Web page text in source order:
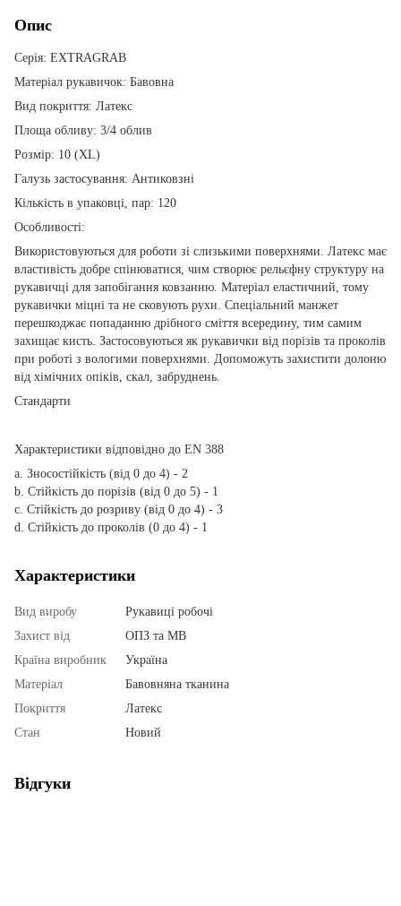
Опис
Серія: EXTRAGRAB
Матеріал рукавичок: Бавовна
Вид покриття: Латекс
Площа обливу: 3/4 облив
Розмір: 10 (XL)
Галузь застосування: Антиковзні
Кількість в упаковці, пар: 120
Особливості:
Використовуються для роботи зі слизькими поверхнями. Латекс має
властивість добре спінюватися, чим створює рельєфну структуру на
рукавичці для запобігання ковзанню. Матеріал еластичний, тому
рукавички міцні та не сковують рухи. Спеціальний манжет
перешкоджає попаданню дрібного сміття всередину, тим самим
захищає кисть. Застосовуються як рукавички від порізів та проколів
при роботі з вологими поверхнями. Допоможуть захистити долоню
від хімічних опіків, скал, забруднень.
Стандарти
Характеристики відповідно до EN 388
а. Зносостійкість (від 0 до 4) - 2
b. Стійкість до порізів (від 0 до 5) - 1
c. Стійкість до розриву (від 0 до 4) - 3
d. Стійкість до проколів (0 до 4) - 1
Характеристики
Вид виробу
Рукавиці робочі
Захист від
ОПЗ та МВ
Країна виробник
Україна
Матеріал
Бавовняна тканина
Покриття
Латекс
Стан
Новий
Відгуки